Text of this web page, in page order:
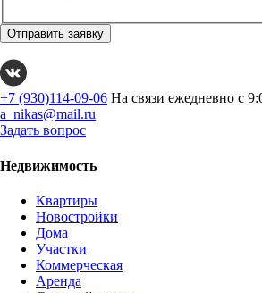
Отправить заявку
+7 (930)114-09-06 На связи ежедневно с
a_nikas@mail.ru
Задать вопрос
Недвижимость
Квартиры
Новостройки
Дома
Участки
Коммерческая
Аренда